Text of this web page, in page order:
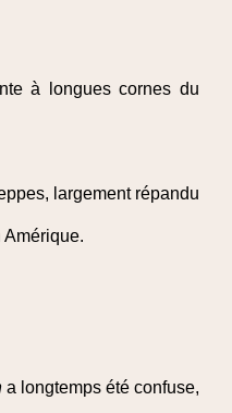
à longues cornes du
largement répandu
a longtemps été confuse,